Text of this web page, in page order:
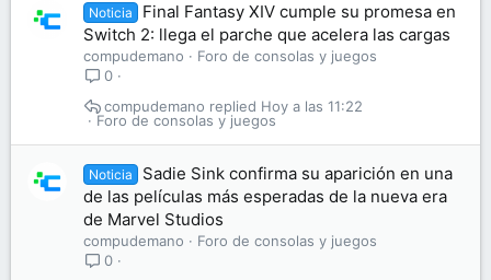
Noticia
Final Fantasy XIV cumple su promesa en
Switch 2: llega el parche que acelera las cargas
compudemano
Foro de consolas y juegos
0
Foro de consolas y juegos
Hoy a las 11:22
compudemano
Noticia
Sadie Sink confirma su aparición en una
de las películas más esperadas de la nueva era
de Marvel Studios
compudemano
Foro de consolas y juegos
0